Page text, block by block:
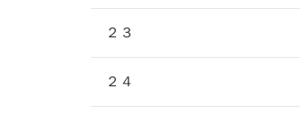
２３
２４